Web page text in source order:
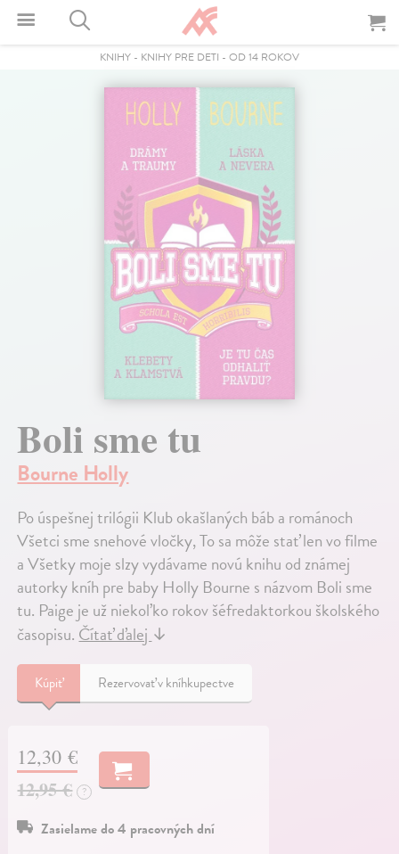
KNIHY - KNIHY PRE DETI - OD 14 ROKOV
Boli sme tu
Bourne Holly
Po úspešnej trilógii Klub okašlaných báb a románoch
Všetci sme snehové vločky, To sa môže stať len vo filme
a Všetky moje slzy vydávame novú knihu od známej
autorky kníh pre baby Holly Bourne s názvom Boli sme
tu. Paige je už niekoľko rokov šéfredaktorkou školského
časopisu.Čítať ďalej↓
Kúpiť Rezervovať v kníhkupectve
12,30 €
12,95 € ?
Zasielame do 4 pracovných dní